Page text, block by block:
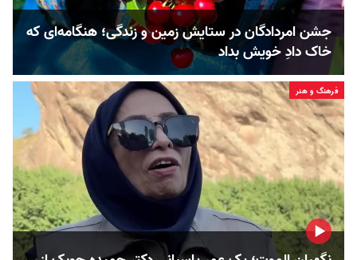
جشن امردادگان در ستایش زمین و زندگی؛ هنگامه‌ای که
خاک دادِ خویش بداد
فرهنگ و هنر